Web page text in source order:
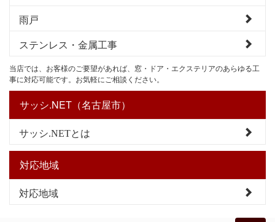
雨戸
ステンレス・金属工事
当店では、お客様のご要望があれば、窓・ドア・エクステリアのあらゆる工
事に対応可能です。お気軽にご相談ください。
サッシ.NET（名古屋市）
サッシ.NETとは
対応地域
対応地域